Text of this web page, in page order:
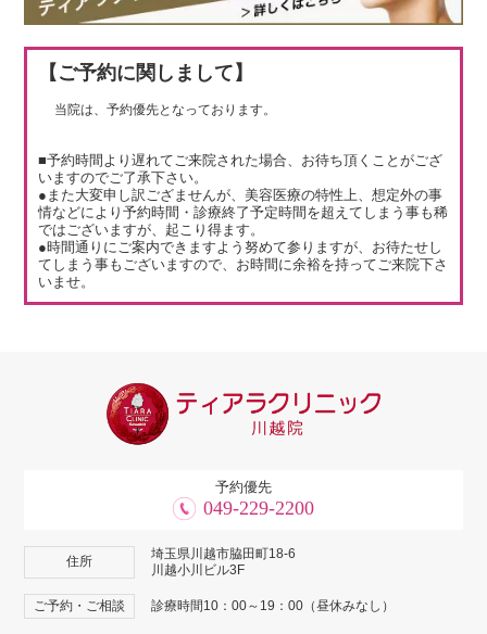
【ご予約に関しまして】
当院は、予約優先となっております。
■予約時間より遅れてご来院された場合、お待ち頂くことがござ
いますのでご了承下さい。
●また大変申し訳ござませんが、美容医療の特性上、想定外の事
情などにより予約時間・診療終了予定時間を超えてしまう事も稀
ではございますが、起こり得ます。
●時間通りにご案内できますよう努めて参りますが、お待たせし
てしまう事もございますので、お時間に余裕を持ってご来院下さ
いませ。
予約優先
049-229-2200
住所
埼玉県川越市脇田町18-6
川越小川ビル3F
ご予約・ご相談 診療時間10：00～19：00（昼休みなし）